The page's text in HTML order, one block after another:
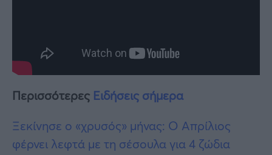
Περισσότερες Ειδήσεις σήμερα
Ξεκίνησε ο «χρυσός» μήνας: Ο Απρίλιος
φέρνει λεφτά με τη σέσουλα για 4 ζώδια